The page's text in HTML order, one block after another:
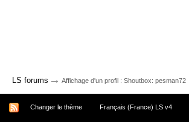
LS forums → Affichage d'un profil : Shoutbox: pesman72
Changer le thème Français (France) LS v4